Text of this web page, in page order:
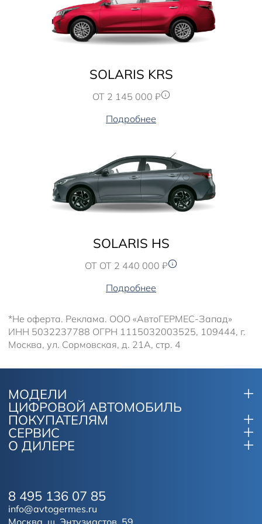
SOLARIS KRS
ОТ 2 145 000 ₽
Подробнее
SOLARIS HS
ОТ ОТ 2 440 000 ₽
Подробнее
*Не оферта. Реклама. ООО «АвтоГЕРМЕС-Запад»
ИНН 5032237788 ОГРН 1115032003525, 109444, г.
Москва, ул. Сормовская, д. 21А, стр. 4
МОДЕЛИ
ЦИФРОВОЙ АВТОМОБИЛЬ
ПОКУПАТЕЛЯМ
СЕРВИС
О ДИЛЕРЕ
8 495 136 07 85
info@avtogermes.ru